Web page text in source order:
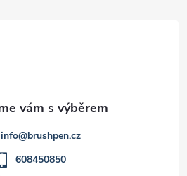
info@brushpen.cz
608450850